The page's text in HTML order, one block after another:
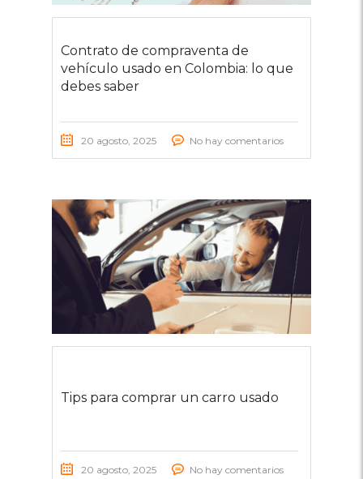
Contrato de compraventa de
vehículo usado en Colombia: lo que
debes saber
20 agosto, 2025 No hay comentarios
Tips para comprar un carro usado
20 agosto, 2025 No hay comentarios